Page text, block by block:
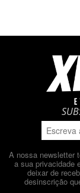
A nossa newsletter
a sua privacidade
deixar de
desinscrição